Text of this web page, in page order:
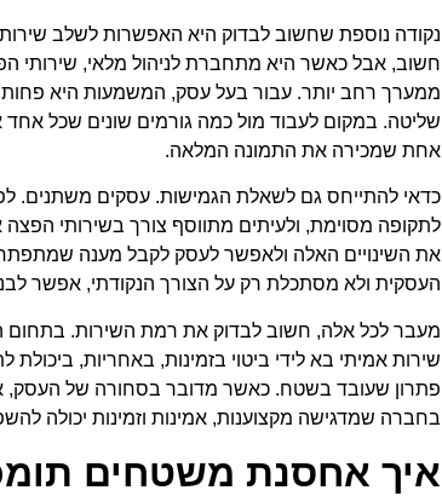
נקודה נוספת שחשוב לבדוק היא האפשרות לשלב
חשוב, אבל כאשר היא מתחברת לניהול מלאי, שירותי
ממערך רחב יותר. עבור בעל עסק, המשמעות היא פחות
שליטה. במקום לעבוד מול כמה גורמים שונים שכל
אחת שמכירה את התמונה המלאה.
כדאי להתייחס גם לשאלת הגמישות. עסקים משתנים.
לתקופה מסוימת, ולעיתים מתווסף צורך בשירותי הפצה
את השינויים האלה ולאפשר לעסק לקבל מענה
העסקית ולא מסתכלת רק על הצורך הנקודתי, אפשר
מעבר לכל אלה, חשוב לבדוק את רמת השירות. בתחום
שירות אמיתי בא לידי ביטוי בזמינות, באחריות,
פתרון שעובד בשטח. כאשר מדובר בסחורה של העסק,
בחברה שמדגישה מקצוענות, אמינות וזמינות יכולה
איך אחסנת משטחים